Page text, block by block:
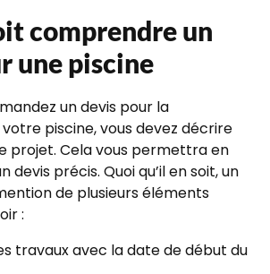
comprendre un
une piscine
un devis pour la
piscine, vous devez décrire
projet. Cela vous permettra en
devis précis. Quoi qu’il en soit, un
de plusieurs éléments
:
travaux avec la date de début du